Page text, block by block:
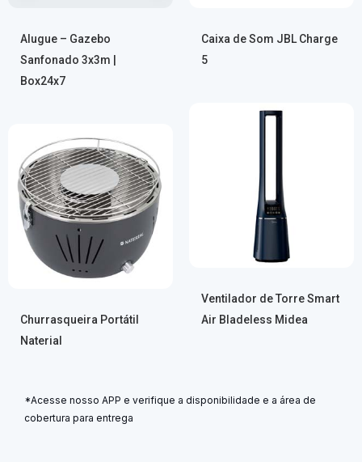
Alugue – Gazebo
Sanfonado 3x3m |
Box24x7
Caixa de Som JBL Charge
5
Ventilador de Torre Smart
Air Bladeless Midea
Churrasqueira Portátil
Naterial
*Acesse nosso APP e verifique a disponibilidade e a área de
cobertura para entrega